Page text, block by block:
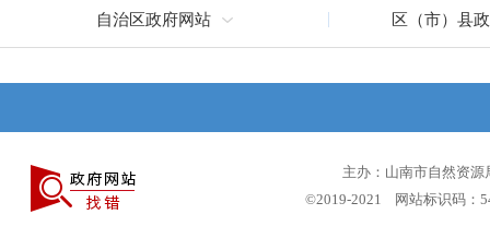
自治区政府网站 区（市）县
主办：山南市自然资
©2019-2021 网站标识码：